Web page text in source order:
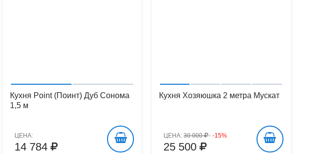
Кухня Point (Поинт) Дуб Сонома
1,5 м
ЦЕНА:
14 784
Кухня Хозяюшка 2 метра Мускат
ЦЕНА:30 000 -15%
25 500